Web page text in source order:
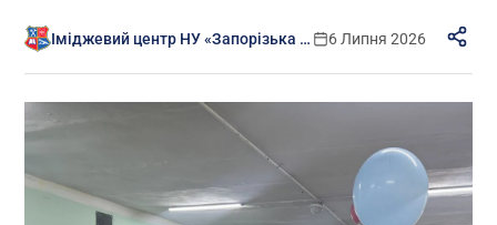
Іміджевий центр НУ «Запорізька політехніка» 6 Липня 2026